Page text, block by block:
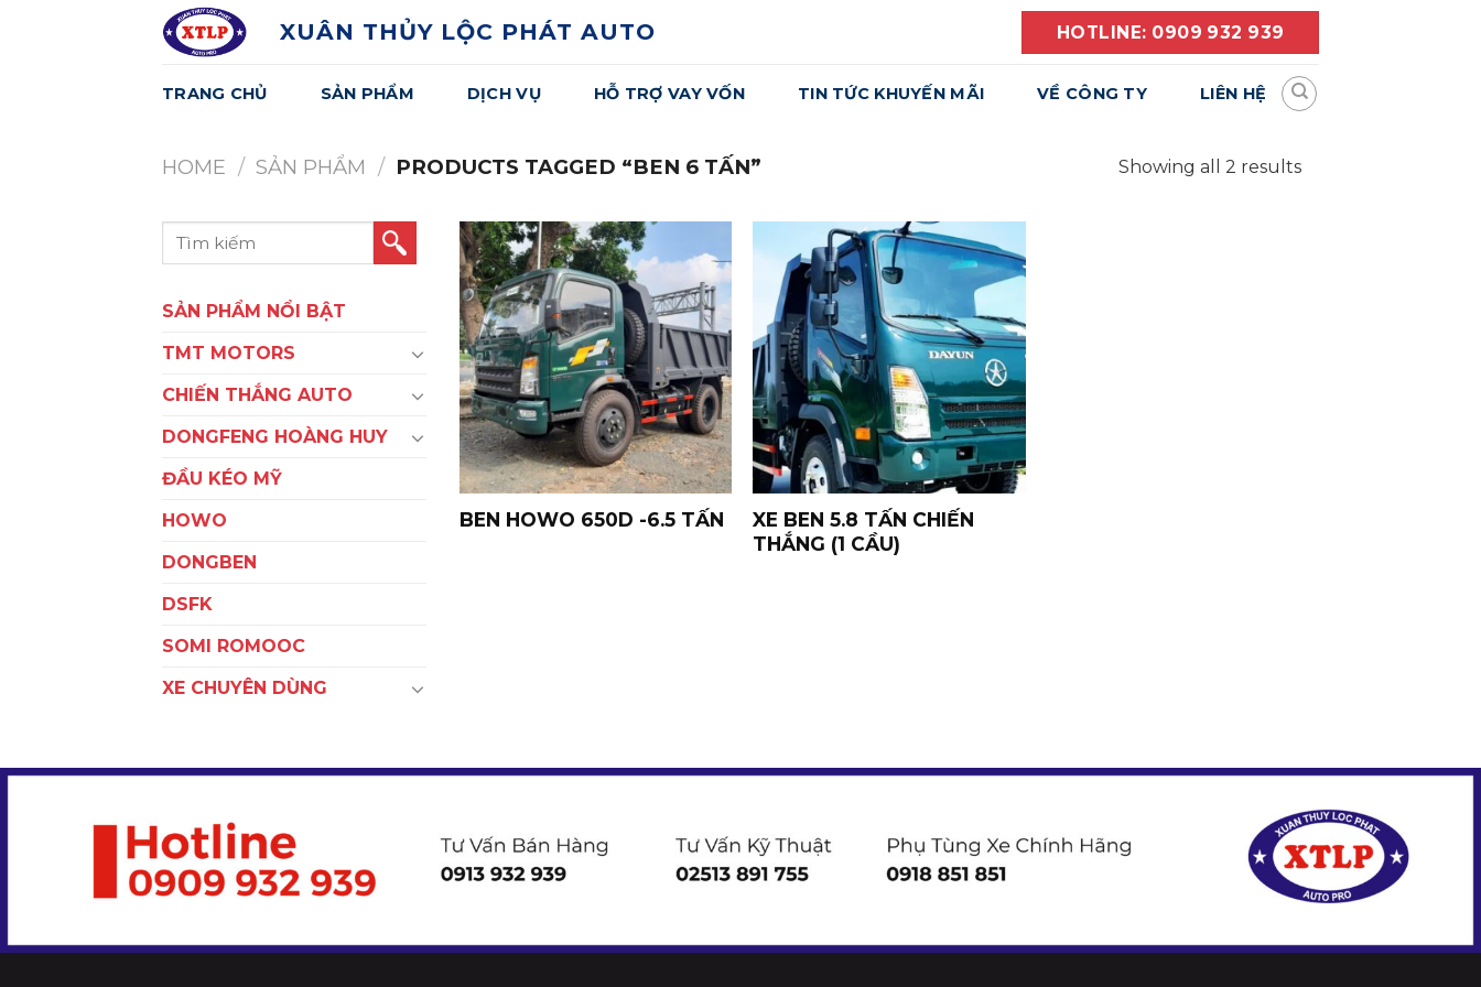
XUÂN THỦY LỘC PHÁT AUTO HOTLINE: 0909 932 939
TRANG CHỦ SẢN PHẨM DỊCH VỤ HỖ TRỢ VAY VỐN TIN TỨC KHUYẾN MÃI VỀ CÔNG TY LIÊN HỆ
HOME / SẢN PHẨM / PRODUCTS TAGGED “BEN 6 TẤN” Showing all 2 results
Search
SẢN PHẨM NỔI BẬT
TMT MOTORS
CHIẾN THẮNG AUTO
DONGFENG HOÀNG HUY
ĐẦU KÉO MỸ
HOWO
DONGBEN
DSFK
SOMI ROMOOC
XE CHUYÊN DÙNG
Yêu
Thích
BEN HOWO 650D -6.5 TẤN
Yêu
Thích
XE BEN 5.8 TẤN CHIẾN
THẮNG (1 CẦU)